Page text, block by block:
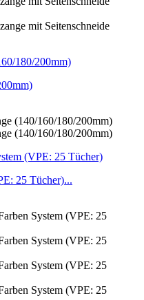
25 Tücher)...